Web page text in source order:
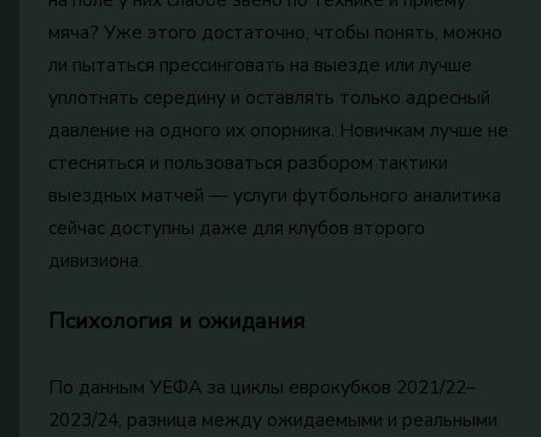
мяча? Уже этого достаточно, чтобы понять, можно
ли пытаться прессинговать на выезде или лучше
уплотнять середину и оставлять только адресный
давление на одного их опорника. Новичкам лучше не
стесняться и пользоваться разбором тактики
выездных матчей — услуги футбольного аналитика
сейчас доступны даже для клубов второго
дивизиона.
Психология и ожидания
По данным УЕФА за циклы еврокубков 2021/22–
2023/24, разница между ожидаемыми и реальными